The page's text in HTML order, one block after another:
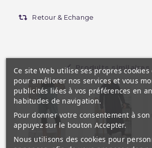
Retour & Echange
Produits similaires
Ce site Web utilise ses propres
pour améliorer nos services et vous
publicités liées à vos préférences en
habitudes de navigation.
Pour donner votre consentement à
appuyez sur le bouton Accepter.
Nous utilisons des cookies pour